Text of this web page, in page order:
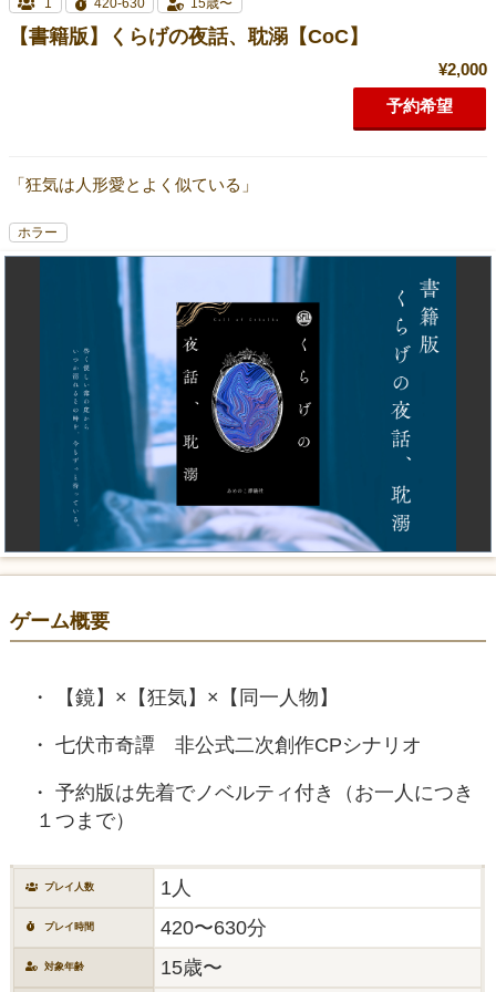
1 420-630 15歳〜
【書籍版】くらげの夜話、耽溺【CoC】
¥2,000
予約希望
「狂気は人形愛とよく似ている」
ホラー
ゲーム概要
【鏡】×【狂気】×【同一人物】
七伏市奇譚 非公式二次創作CPシナリオ
予約版は先着でノベルティ付き（お一人につき
１つまで）
プレイ人数 1人
プレイ時間 420〜630分
対象年齢 15歳〜